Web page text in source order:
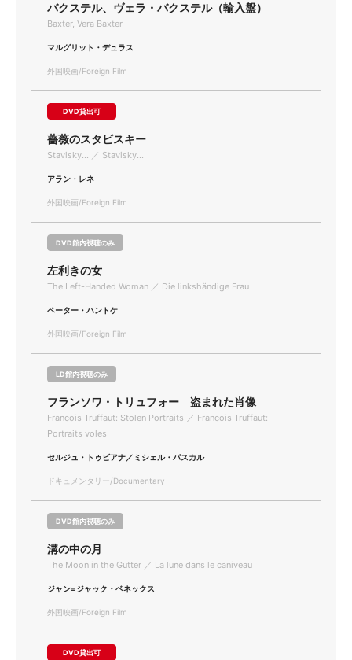
バクステル、ヴェラ・バクステル（輸入盤）
Baxter, Vera Baxter
マルグリット・デュラス
外国映画/Foreign Film
DVD貸出可
薔薇のスタビスキー
Stavisky... ／ Stavisky...
アラン・レネ
外国映画/Foreign Film
DVD館内視聴のみ
左利きの女
The Left-Handed Woman ／ Die linkshändige Frau
ペーター・ハントケ
外国映画/Foreign Film
LD館内視聴のみ
フランソワ・トリュフォー 盗まれた肖像
Francois Truffaut: Stolen Portraits ／ Francois Truffaut:
Portraits voles
セルジュ・トゥビアナ／ミシェル・パスカル
ドキュメンタリー/Documentary
DVD館内視聴のみ
溝の中の月
The Moon in the Gutter ／ La lune dans le caniveau
ジャン=ジャック・ベネックス
外国映画/Foreign Film
DVD貸出可